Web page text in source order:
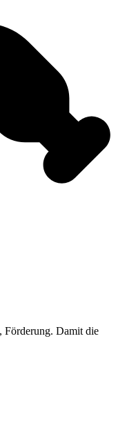
Förderung. Damit die